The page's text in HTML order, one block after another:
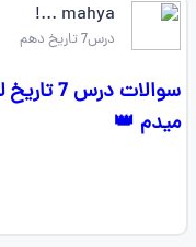
mahya ...!
درس7 تاریخ دهم
سوالات
میدم 👑